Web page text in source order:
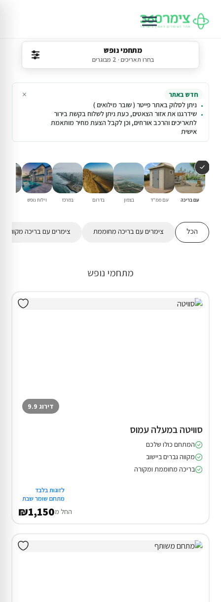
מתחמי נופש
בחרו תאריכים · 2 מבוגרים
חדש באתר
ניתן לסלוק באתר פייטר ( שובר מילואים )
שידרגנו את אזור הצאטים, כעת ניתן לשלוח בקשת בירור
לתאריכים והרכב אורחים, וכן לקבל הצעת מחיר מותאמת
אישית
×
עם בריכה עם ממ"ד בצפון בדרום במרכז וילות נופש
הכל צימרים עם בריכה מחוממת צימרים עם בריכה מקורה
מתחמי נופש
דירוג 9.9
סוויטה במעלה עמוס
המתחם כולו שלכם
מקווה גברים ביישוב
בריכה מחוממת ומקורה
לזוגות בלבד
מתחם שומר שבת
החל מ₪1,150